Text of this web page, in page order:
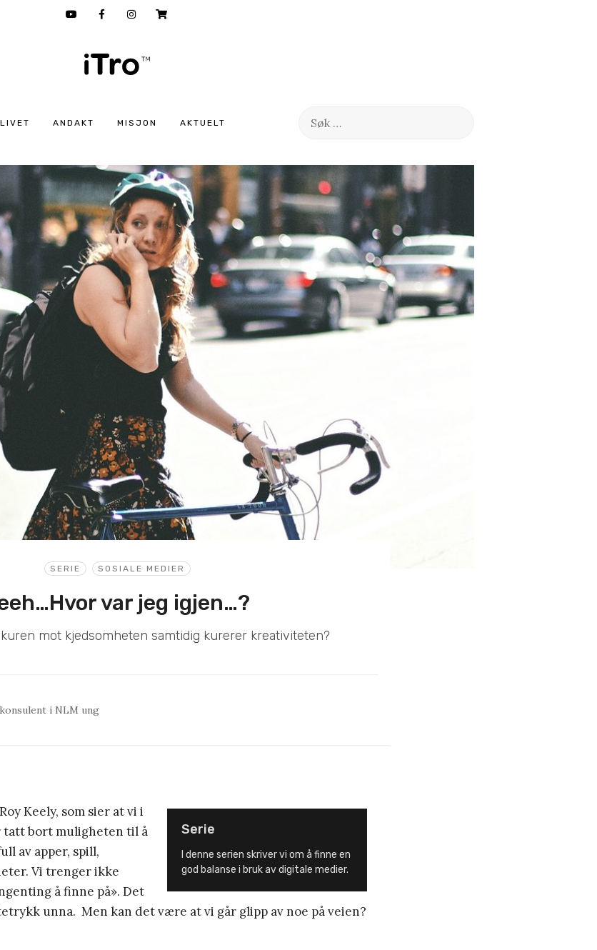
LIVET ANDAKT MISJON AKTUELT
Søk
SERIE SOSIALE MEDIER
var jeg igjen…?
mot kjedsomheten samtidig kurerer kreativiteten?
i NLM ung
Serie
I denne serien skriver vi om å finne en
god balanse i bruk av digitale medier.
Keely, som sier at vi i
tatt bort muligheten til å
av apper, spill,
Vi trenger ikke
å finne på». Det
unna. Men kan det være at vi går glipp av noe på veien?